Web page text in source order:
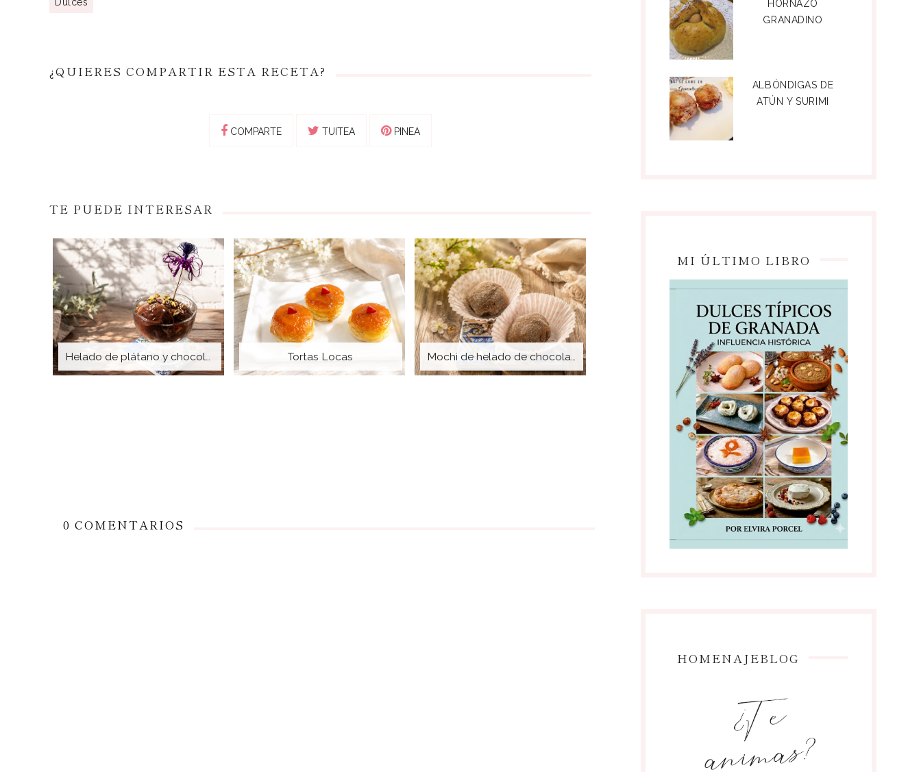
¿QUIERES COMPARTIR ESTA RECETA?
COMPARTE TUITEA PINEA
TE PUEDE INTERESAR
Helado de plátano y chocolate Tortas Locas Mochi de helado de chocolate Palmeritas de obleas de arroz
0 COMENTARIOS
HORNAZO
GRANADINO
ALBÓNDIGAS DE
ATÚN Y SURIMI
MI ÚLTIMO LIBRO
HOMENAJEBLOG